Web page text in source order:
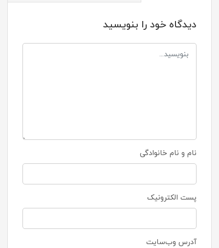
دیدگاه خود را بنویسید
نام و نام خانوادگی
پست الکترونیک
آدرس وب‌سایت